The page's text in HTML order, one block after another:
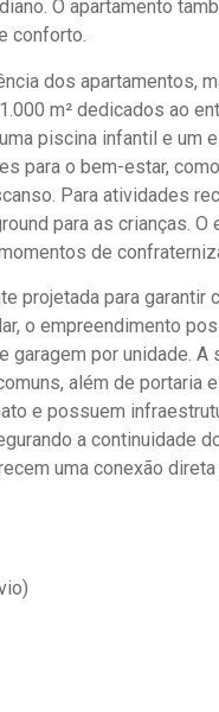
O apartamento
conforto.
dos apartamentos,
m² dedicados ao
piscina infantil e um
para o bem-estar,
Para atividades
para as crianças.
de
projetada para garantir
o empreendimento
por unidade. A
além de portaria
e possuem
a continuidade
uma conexão